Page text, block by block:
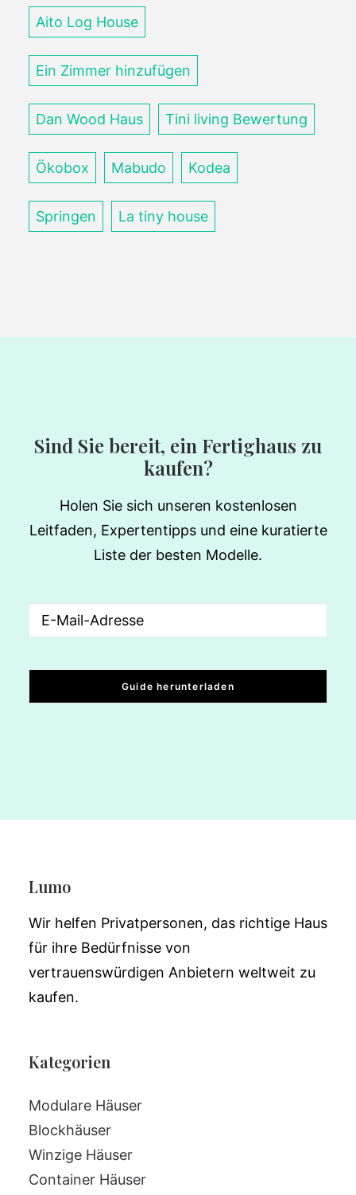
Aito Log House
Ein Zimmer hinzufügen
Dan Wood Haus Tini living Bewertung
Ökobox Mabudo Kodea
Springen La tiny house
Sind Sie bereit, ein Fertighaus zu
kaufen?
Holen Sie sich unseren kostenlosen
Leitfaden, Expertentipps und eine kuratierte
Liste der besten Modelle.
Email(erforderlich)
Lumo
Wir helfen Privatpersonen, das richtige Haus
für ihre Bedürfnisse von
vertrauenswürdigen Anbietern weltweit zu
kaufen.
Kategorien
Modulare Häuser
Blockhäuser
Winzige Häuser
Container Häuser